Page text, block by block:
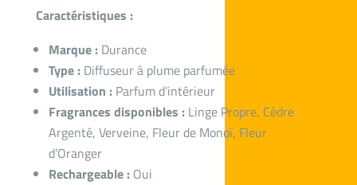
Caractéristiques :
Marque :Durance
Type :Diffuseur à plume parfumée
Utilisation :Parfum d’intérieur
Fragrances disponibles :Linge Propre, Cèdre
Argenté, Verveine, Fleur de Monoï, Fleur
d’Oranger
Rechargeable :Oui